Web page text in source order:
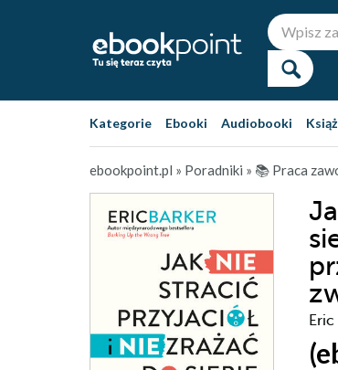
Kategorie Ebooki Audiobooki
ebookpoint.pl » Poradniki » 📚 Praca